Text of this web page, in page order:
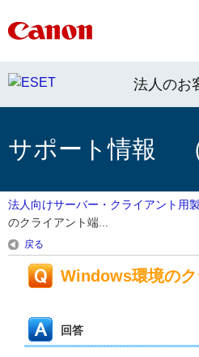
法人のお
サポート情報
法人向けサーバー・クライアント用
のクライアント端...
戻る
Windows環境のク
回答